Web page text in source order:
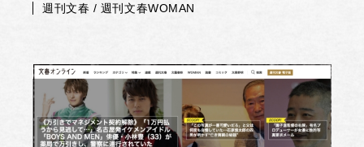
週刊文春 / 週刊文春WOMAN